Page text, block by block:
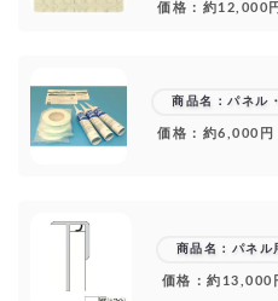
価格：約12,000円
商品名：パネル
価格：約6,000円
商品名：パネ
価格：約13,000